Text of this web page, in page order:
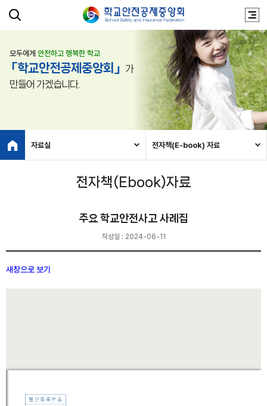
모두에게 안전하고 행복한 학교
「학교안전공제중앙회」
가
만들어 가겠습니다.
자료실 전자책(E-book) 자료
전자책(Ebook)자료
주요 학교안전사고 사례집
작성일 : 2024-06-11
새창으로 보기